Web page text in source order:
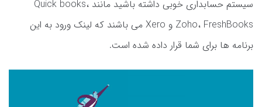
سیستم حسابداری خوبی داشته باشید مانند Quick books،
Zoho، FreshBooks و Xero می باشند که لینک ورود به این
برنامه ها برای شما قرار داده شده است.